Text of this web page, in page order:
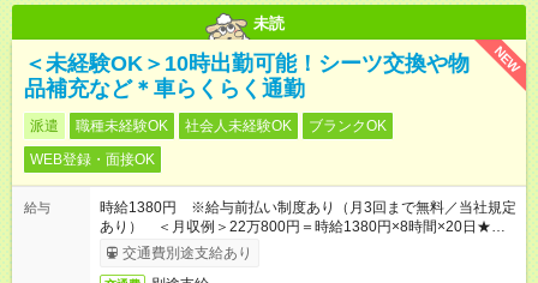
未読
NEW
＜未経験OK＞10時出勤可能！シーツ交換や物
品補充など＊車らくらく通勤
派遣 職種未経験OK 社会人未経験OK
ブランクOK
WEB登録・面接OK
給与
時給1380円 ※給与前払い制度あり（月3回まで無料／当社規定
あり） ＜月収例＞22万800円＝時給1380円×8時間×20日★前
払い制度あり（会社規定内）
交通費別途支給あり